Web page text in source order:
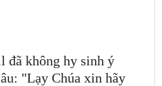
đã không hy sinh ý
"Lạy Chúa xin hãy